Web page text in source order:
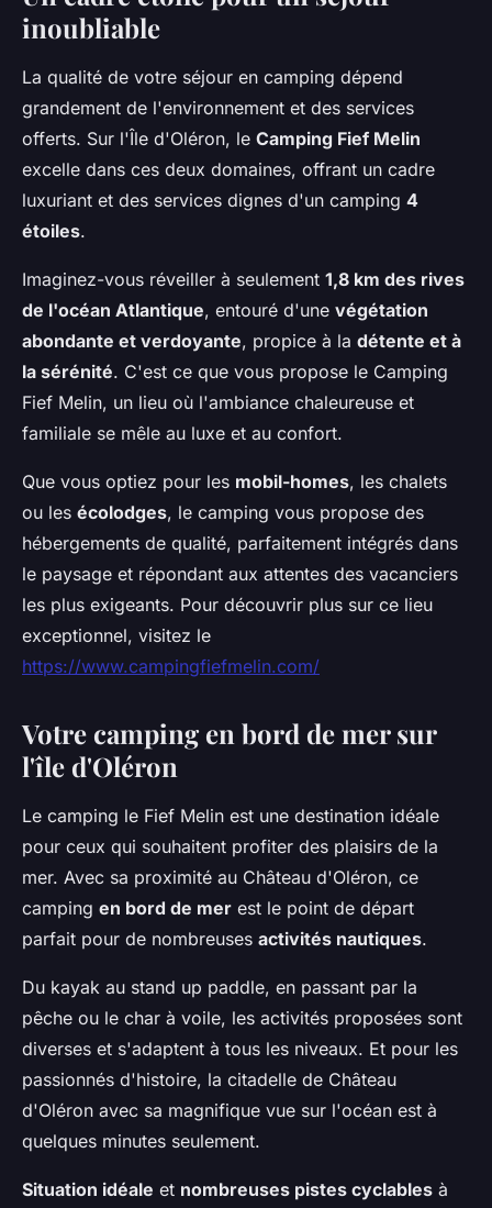
inoubliable
La qualité de votre séjour en camping dépend
grandement de l'environnement et des services
offerts. Sur l'Île d'Oléron, le Camping Fief Melin
excelle dans ces deux domaines, offrant un cadre
luxuriant et des services dignes d'un camping 4
étoiles.
Imaginez-vous réveiller à seulement 1,8 km des rives
de l'océan Atlantique, entouré d'une végétation
abondante et verdoyante, propice à la détente et à
la sérénité. C'est ce que vous propose le Camping
Fief Melin, un lieu où l'ambiance chaleureuse et
familiale se mêle au luxe et au confort.
Que vous optiez pour les mobil-homes, les chalets
ou les écolodges, le camping vous propose des
hébergements de qualité, parfaitement intégrés dans
le paysage et répondant aux attentes des vacanciers
les plus exigeants. Pour découvrir plus sur ce lieu
exceptionnel, visitez le
https://www.campingfiefmelin.com/
Votre camping en bord de mer sur
l'île d'Oléron
Le camping le Fief Melin est une destination idéale
pour ceux qui souhaitent profiter des plaisirs de la
mer. Avec sa proximité au Château d'Oléron, ce
camping en bord de mer est le point de départ
parfait pour de nombreuses activités nautiques.
Du kayak au stand up paddle, en passant par la
pêche ou le char à voile, les activités proposées sont
diverses et s'adaptent à tous les niveaux. Et pour les
passionnés d'histoire, la citadelle de Château
d'Oléron avec sa magnifique vue sur l'océan est à
quelques minutes seulement.
Situation idéale et nombreuses pistes cyclables à